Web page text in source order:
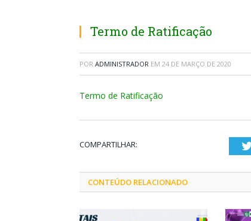
Termo de Ratificação
POR ADMINISTRADOR EM 24 DE MARÇO DE 2020
Termo de Ratificação
COMPARTILHAR:
CONTEÚDO RELACIONADO